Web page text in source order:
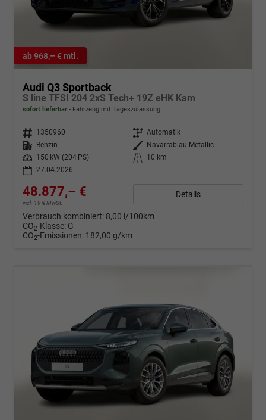
ab 968,– € mtl.
Audi Q3 Sportback
S line TFSI 204 2xS Tech+ 19Z eHK Kam
sofort lieferbar Fahrzeug mit Tageszulassung
Fahrzeugnr. 1350960 Getriebe Automatik
Kraftstoff
Benzin Außenfarbe
Navarrablau Metallic
Leistung
150 kW (204 PS) Kilometerstand
10 km
27.04.2026
48.877,– €
incl. 19% MwSt.
Details
Verbrauch kombiniert: 8,00 l/100km
CO2-Klasse: G
CO2-Emissionen: 182,00 g/km